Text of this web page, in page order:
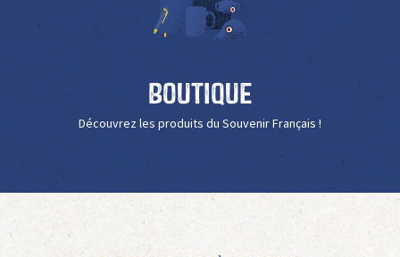
Boutique
Découvrez les produits du Souvenir Français !